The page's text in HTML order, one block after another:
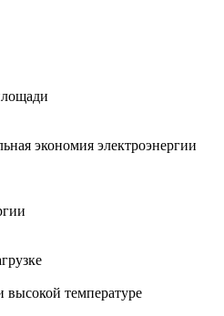
экономия электроэнергии
высокой температуре